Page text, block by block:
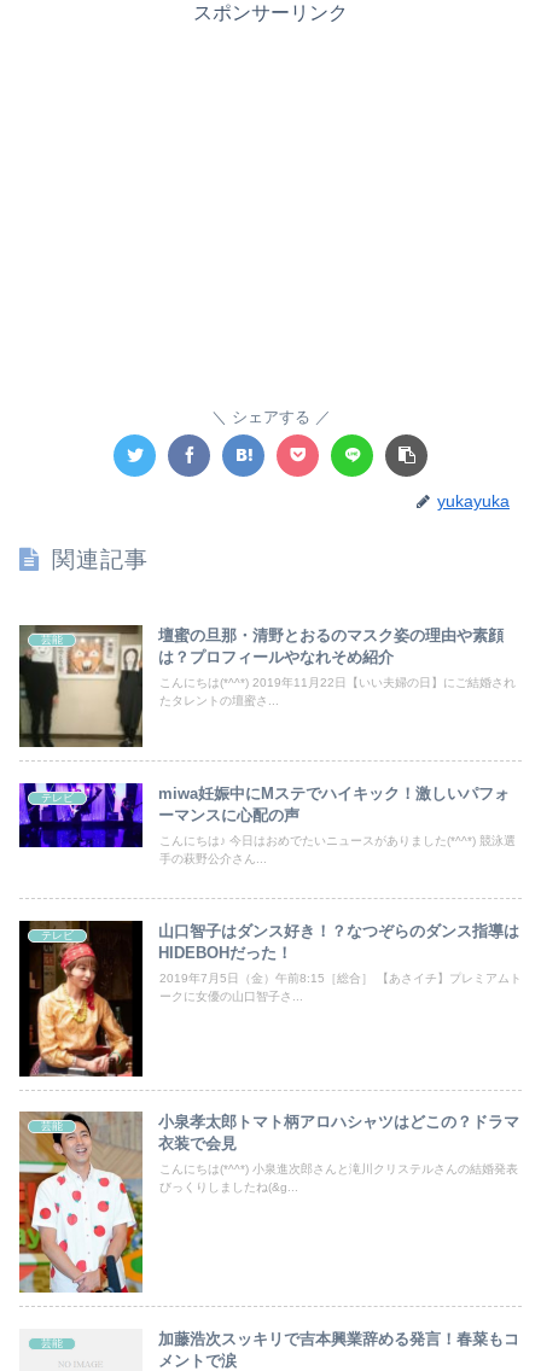
スポンサーリンク
シェアする
yukayuka
関連記事
芸能
壇蜜の旦那・清野とおるのマスク姿の理由や素顔
は？プロフィールやなれそめ紹介
こんにちは(*^^*) 2019年11月22日【いい夫婦の日】にご結婚され
たタレントの壇蜜さ...
テレビ
miwa妊娠中にМステでハイキック！激しいパフォ
ーマンスに心配の声
こんにちは♪ 今日はおめでたいニュースがありました(*^^*) 競泳選
手の萩野公介さん...
テレビ
山口智子はダンス好き！？なつぞらのダンス指導は
HIDEBOHだった！
2019年7月5日（金）午前8:15［総合］ 【あさイチ】プレミアムト
ークに女優の山口智子さ...
芸能
小泉孝太郎トマト柄アロハシャツはどこの？ドラマ
衣装で会見
こんにちは(*^^*) 小泉進次郎さんと滝川クリステルさんの結婚発表
びっくりしましたね(&g...
芸能
加藤浩次スッキリで吉本興業辞める発言！春菜もコ
メントで涙